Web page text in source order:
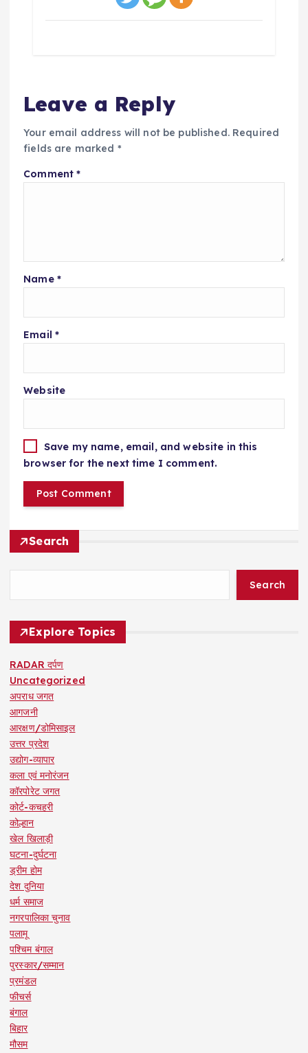
Leave a Reply
Your email address will not be published. Required
fields are marked *
Comment*
Name *
Email *
Website
Save my name, email, and website in this
browser for the next time I comment.
Search
Search
Explore Topics
RADAR दर्पण
Uncategorized
अपराध जगत
आगजनी
आरक्षण/डोमिसाइल
उत्तर प्रदेश
उद्योग-व्यापार
कला एवं मनोरंजन
कॉरपोरेट जगत
कोर्ट-कचहरी
कोल्हान
खेल खिलाड़ी
घटना-दुर्घटना
ड्रीम होम
देश दुनिया
धर्म समाज
नगरपालिका चुनाव
पलामू
पश्चिम बंगाल
पुरस्कार/सम्मान
प्रमंडल
फीचर्स
बंगाल
बिहार
मौसम